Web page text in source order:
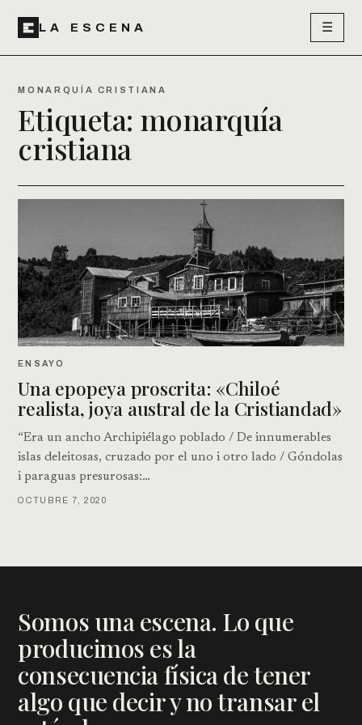
LA ESCENA ☰
MONARQUÍA CRISTIANA
Etiqueta: monarquía
cristiana
ENSAYO
Una epopeya proscrita: «Chiloé
realista, joya austral de la Cristiandad»
“Era un ancho Archipiélago poblado / De innumerables
islas deleitosas, cruzado por el uno i otro lado / Góndolas
i paraguas presurosas:…
OCTUBRE 7, 2020
Somos una escena. Lo que
producimos es la
consecuencia física de tener
algo que decir y no transar el